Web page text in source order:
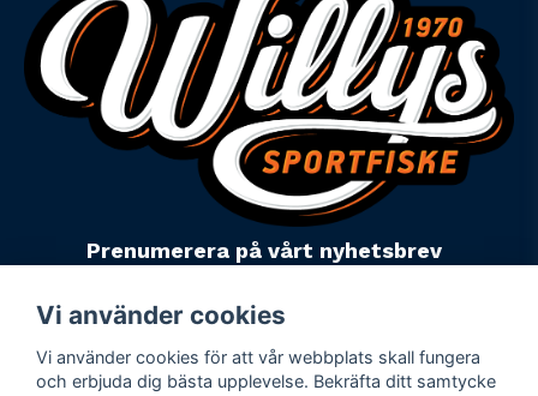
Prenumerera på vårt nyhetsbrev
Powered by Nyehandel AB
Vi använder cookies
Vi använder cookies för att vår webbplats skall fungera
och erbjuda dig bästa upplevelse. Bekräfta ditt samtycke